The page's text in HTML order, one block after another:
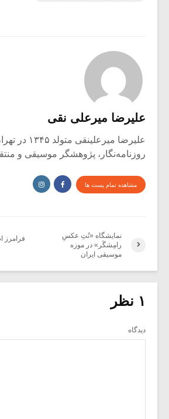
علیرضا میرعلی نقی
علیرضا میرعلینقی متولد ۱۳۴۵ در تهران
روزنامه‌نگار، پژوهشگر موسیقی و
مشاهده تمام پست ها
فرامرز
نمایشگاه «نُتِ عکسِ
رامِشگَر» در موزه
موسیقی ایران
۱ نظر
دیدگاه